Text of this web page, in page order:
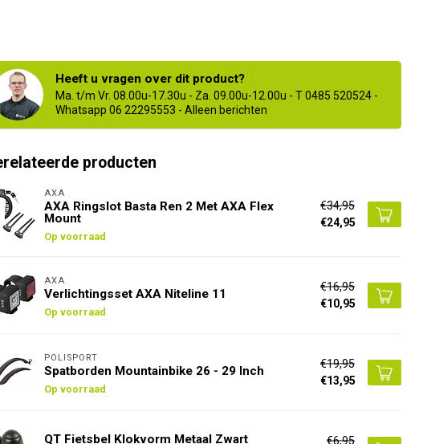
Heeft u vragen over dit product?
Ma. t/m Vr. 08.00u-17.30u - Za. 09.00u-12.00u - T 0485 520524 -
Whatsapp 06 22295553 - Alleen berichten
producten
AXA
AXA Ringslot Basta Ren 2 Met AXA Flex
Mount
Op voorraad
€34,95
€24,95
AXA
Verlichtingsset AXA Niteline 11
Op voorraad
€16,95
€10,95
POLISPORT
Spatborden Mountainbike 26 - 29 Inch
Op voorraad
€19,95
€13,95
QT Fietsbel Klokvorm Metaal Zwart
€6,95